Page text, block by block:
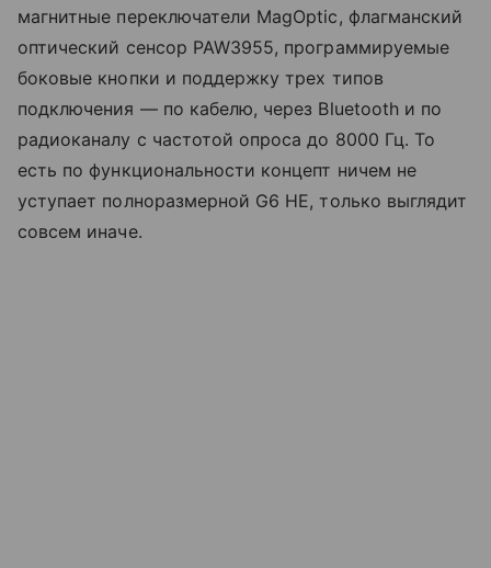
магнитные переключатели MagOptic, флагманский
оптический сенсор PAW3955, программируемые
боковые кнопки и поддержку трех типов
подключения — по кабелю, через Bluetooth и по
радиоканалу с частотой опроса до 8000 Гц. То
есть по функциональности концепт ничем не
уступает полноразмерной G6 HE, только выглядит
совсем иначе.